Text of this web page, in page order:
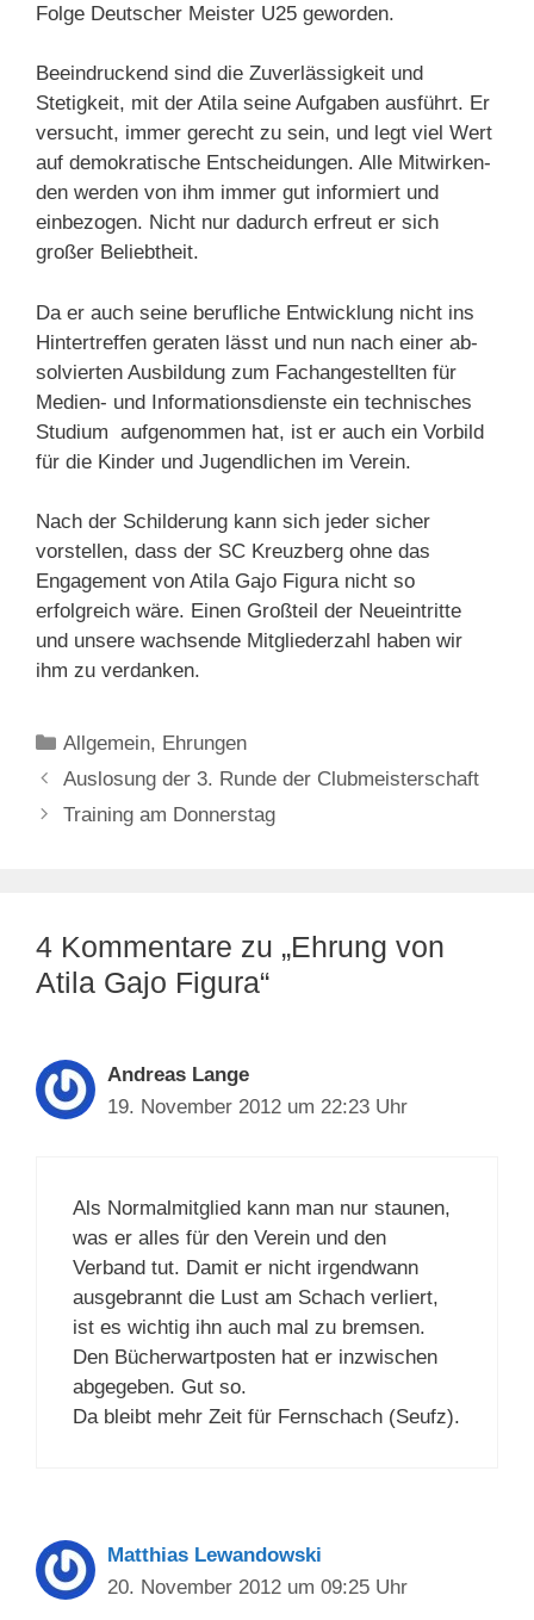
Folge Deutscher Meister U25 geworden.
Beeindruckend sind die Zuverlässigkeit und
Stetigkeit, mit der Atila seine Aufgaben ausführt. Er
ver­sucht, immer gerecht zu sein, und legt viel Wert
auf demokratische Entscheidungen. Alle Mitwirken­
den werden von ihm immer gut informiert und
einbezogen. Nicht nur dadurch erfreut er sich
großer Beliebtheit.
Da er auch seine berufliche Entwicklung nicht ins
Hintertreffen geraten lässt und nun nach einer ab­
solvierten Ausbildung zum Fachangestellten für
Medien- und Informationsdienste ein technisches
Studium aufgenommen hat, ist er auch ein Vorbild
für die Kinder und Jugendlichen im Verein.
Nach der Schilderung kann sich jeder sicher
vorstellen, dass der SC Kreuzberg ohne das
Engagement von Atila Gajo Figura nicht so
erfolgreich wäre. Einen Großteil der Neueintritte
und unsere wach­sende Mitgliederzahl haben wir
ihm zu verdanken.
Kategorien
Allgemein, Ehrungen
Auslosung der 3. Runde der Clubmeisterschaft
Training am Donnerstag
4 Kommentare zu „Ehrung von
Atila Gajo Figura“
Andreas Lange
19. November 2012 um 22:23 Uhr
Als Normalmitglied kann man nur staunen,
was er alles für den Verein und den
Verband tut. Damit er nicht irgendwann
ausgebrannt die Lust am Schach verliert,
ist es wichtig ihn auch mal zu bremsen.
Den Bücherwartposten hat er inzwischen
abgegeben. Gut so.
Da bleibt mehr Zeit für Fernschach (Seufz).
Matthias Lewandowski
20. November 2012 um 09:25 Uhr